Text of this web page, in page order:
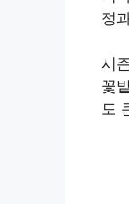
정
시
꽃
도